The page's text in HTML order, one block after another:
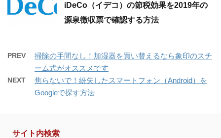
iDeCo（イデコ）の節税効果を2019年の
源泉徴収票で確認する方法
PREV
掃除の手間なし！加湿器を買い替えるなら象印のスチ
ーム式がオススメです
NEXT
焦らないで！紛失したスマートフォン（Android）を
Googleで探す方法
サイト内検索